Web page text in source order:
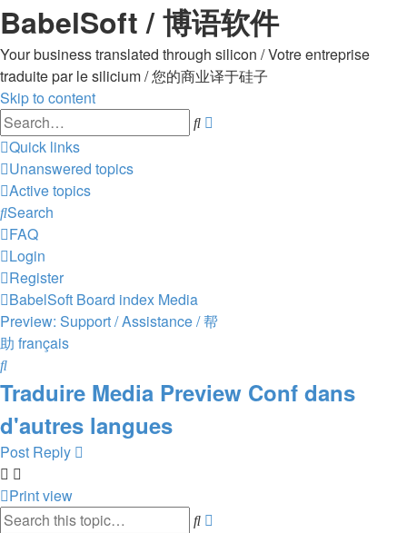
BabelSoft / 博语软件
Your business translated through silicon / Votre entreprise
traduite par le silicium / 您的商业译于硅子
Skip to content
Search
Quick links
Unanswered topics
Active topics
Search
FAQ
Login
Register
BabelSoft Board index Media
Preview: Support / Assistance / 帮
助 français
Search
Traduire Media Preview Conf dans
d'autres langues
Post Reply
Print view
Search